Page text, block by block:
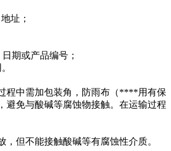
址；
期或产品编号；
中需加包装角，防雨布（****用有保
避免与酸碱等腐蚀物接触。在运输过程
但不能接触酸碱等有腐蚀性介质。